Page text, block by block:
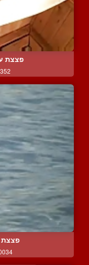
פצצת
7352
פצצת
10034